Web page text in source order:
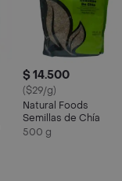
$ 14.500
($29/g)
Natural Foods
Semillas de Chía
500 g